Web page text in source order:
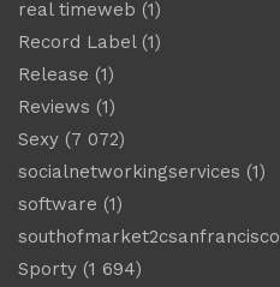
real timeweb (1)
Record Label(1)
Release (1)
Reviews (1)
Sexy (7 072)
socialnetworkingservices (1)
software (1)
southofmarket2csanfrancisco
Sporty (1 694)